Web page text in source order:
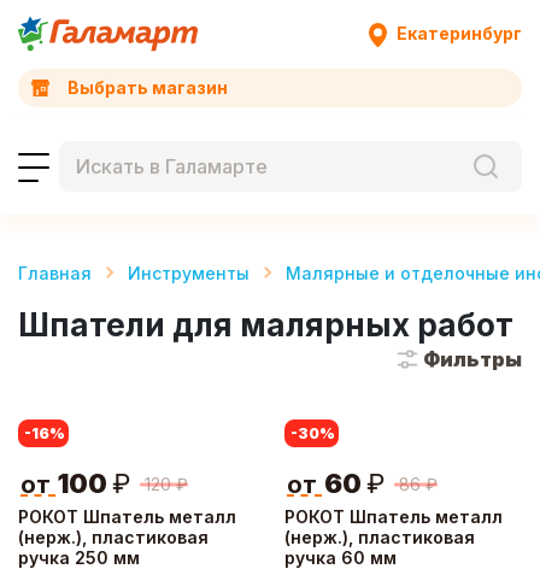
Екатеринбург
Выбрать магазин
Главная Инструменты Малярные и отделочные
Шпатели для малярных работ
Фильтры
РОКОТ Шпатель металл
(нерж.), пластиковая
ручка 250 мм
-16%
120 ₽
от 100 ₽
РОКОТ Шпатель металл
(нерж.), пластиковая
ручка 60 мм
-30%
86 ₽
от 60 ₽